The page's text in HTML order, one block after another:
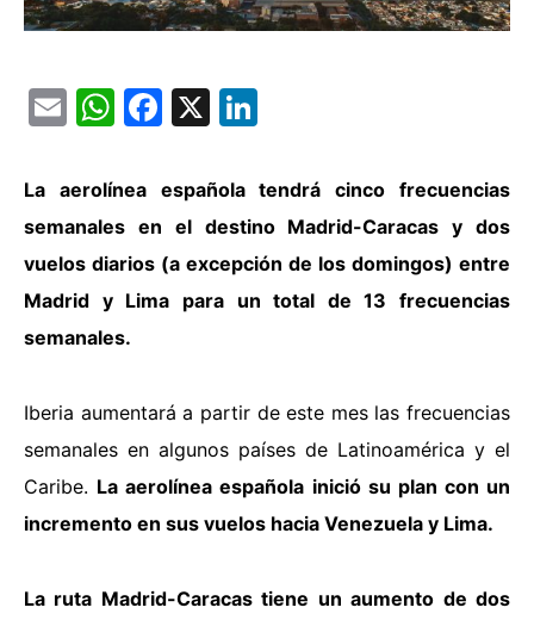
EmailWhatsApp
Facebook
X
La aerolínea española tendrá cinco frecuencias
semanales en el destino Madrid-Caracas y dos
vuelos diarios (a excepción de los domingos) entre
Madrid y Lima para un total de 13 frecuencias
semanales.
Iberia aumentará a partir de este mes las frecuencias
semanales en algunos países de Latinoamérica y el
Caribe. La aerolínea española inició su plan con un
incremento en sus vuelos hacia Venezuela y Lima.
La ruta Madrid-Caracas tiene un aumento de dos